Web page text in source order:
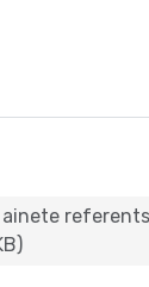
ainete